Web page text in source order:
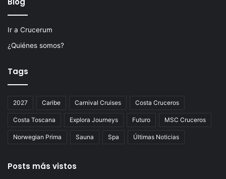
Ir a Crucerum
¿Quiénes somos?
Tags
2027 Caribe Carnival Cruises Costa Cruceros
Costa Toscana Explora Journeys Futuro MSC Cruceros
Norwegian Prima Sauna Spa Últimas Noticias
Posts más vistos